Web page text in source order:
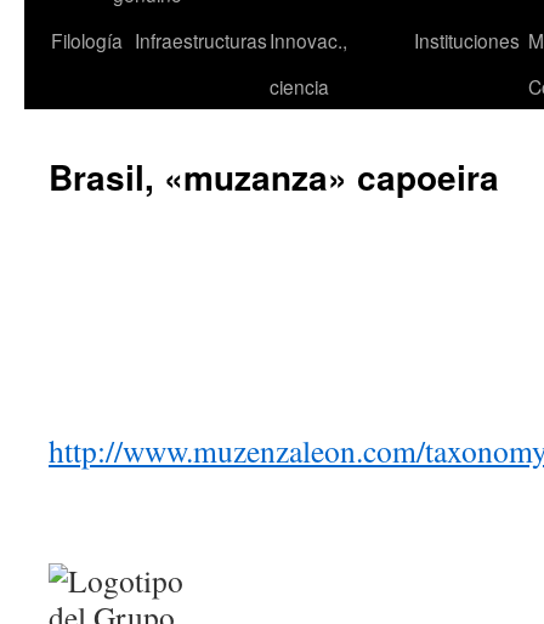
contenido
Filología InfraestructurasInnovac.,
ciencia
Instituciones
Brasil, «muzanza» capoeira
http://www.muzenzaleon.com/